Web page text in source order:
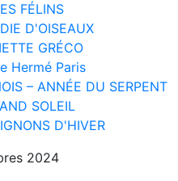
FÉLINS
D'OISEAUX
GRÉCO
Hermé Paris
– ANNÉE DU SERPENT
SOLEIL
D'HIVER
2024